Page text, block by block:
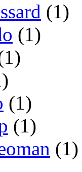
(1)
(1)
(1)
(1)
(1)